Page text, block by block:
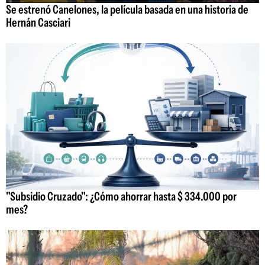
Se estrenó Canelones, la película basada en una historia de
Hernán Casciari
"Subsidio Cruzado": ¿Cómo ahorrar hasta $ 334.000 por
mes?